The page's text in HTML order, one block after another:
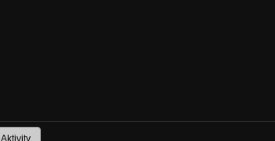
Aktivity